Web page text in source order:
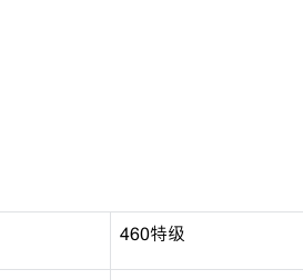
460特级